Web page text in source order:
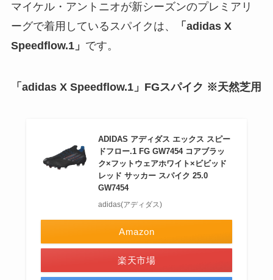
マイケル・アントニオが新シーズンのプレミアリ
ーグで着用しているスパイクは、
「adidas X
Speedflow.1」 です。
「adidas X Speedflow.1」 FGスパイク ※天然芝用
ADIDAS アディダス エックス スピー
ドフロー.1 FG GW7454 コアブラッ
ク×フットウェアホワイト×ビビッド
レッド サッカー スパイク 25.0
GW7454
adidas(アディダス)
Amazon
楽天市場